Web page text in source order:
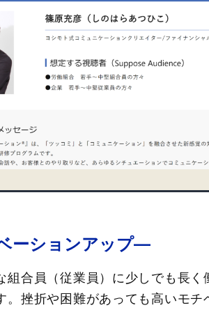
ーションアップ―
組合員（従業員）に少しでも長
。挫折や困難があっても高いモ